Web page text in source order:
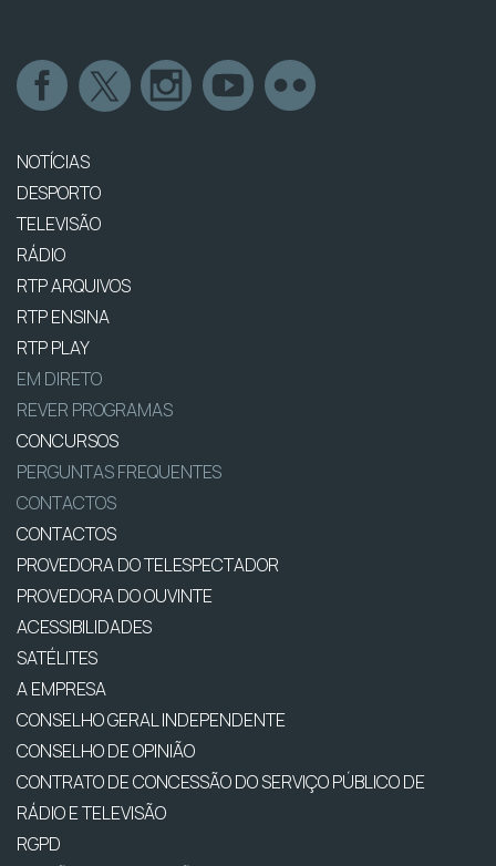
NOTÍCIAS
DESPORTO
TELEVISÃO
RÁDIO
RTP ARQUIVOS
RTP ENSINA
RTP PLAY
EM DIRETO
REVER PROGRAMAS
CONCURSOS
PERGUNTAS FREQUENTES
CONTACTOS
CONTACTOS
PROVEDORA DO TELESPECTADOR
PROVEDORA DO OUVINTE
ACESSIBILIDADES
SATÉLITES
A EMPRESA
CONSELHO GERAL INDEPENDENTE
CONSELHO DE OPINIÃO
CONTRATO DE CONCESSÃO DO SERVIÇO PÚBLICO DE
RÁDIO E TELEVISÃO
RGPD